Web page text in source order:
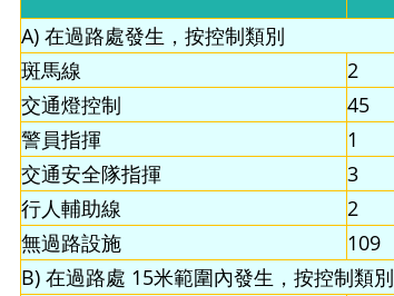
A) 在過路處發生，按控制類別
斑馬線
2
交通燈控制
45
警員指揮
1
交通安全隊指揮
3
行人輔助線
2
無過路設施
109
B) 在過路處 15米範圍內發生，按控制類別